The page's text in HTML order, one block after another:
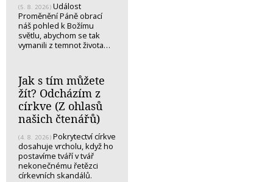
(5. 8. 2026) Událost
Proměnění Páně obrací
náš pohled k Božímu
světlu, abychom se tak
vymanili z temnot života…
Jak s tím můžete
žít? Odcházím z
církve (Z ohlasů
našich čtenářů)
(4. 8. 2026) Pokrytectví církve
dosahuje vrcholu, když ho
postavíme tváří v tvář
nekonečnému řetězci
církevních skandálů.